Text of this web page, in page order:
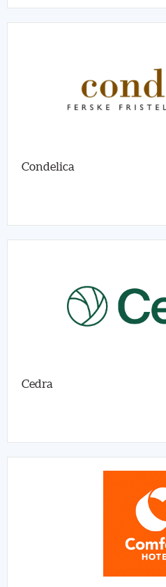
Condelica
Cedra